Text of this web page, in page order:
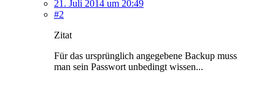
21. Juli 2014 um 20:49
#2
Zitat
Für das ursprünglich angegebene Backup muss
man sein Passwort unbedingt wissen...